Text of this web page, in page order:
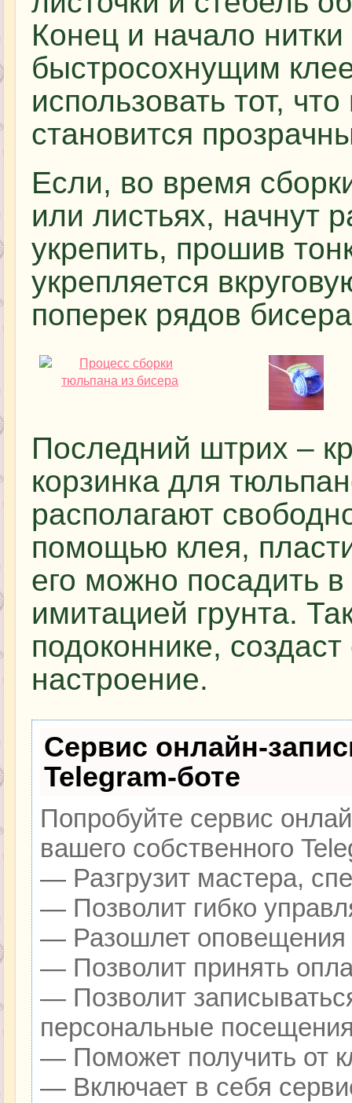
Конец и начало
быстросохнущим
использовать тот,
становится
Если, во время
или листьях, начнут
укрепить, прошив
укрепляется
поперек рядов
Последний штрих –
корзинка для
располагают
помощью клея,
его можно посадить
имитацией грунта.
подоконнике,
настроение.
Сервис онлайн-
Telegram-боте
Попробуйте сервис
вашего собственного
— Разгрузит мастера,
— Позволит гибко
— Разошлет оповещения
— Позволит принять
— Позволит
персональные
— Поможет получить от
— Включает в себя